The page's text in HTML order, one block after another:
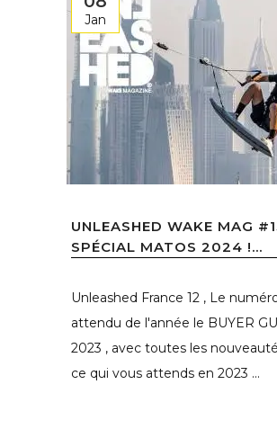
Jan
UNLEASHED WAKE MAG
SPÉCIAL MATOS 2024 !...
Unleashed France 12 , Le
attendu de l'année le BUYER
2023 , avec toutes les
ce qui vous attends en 2023 ...